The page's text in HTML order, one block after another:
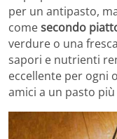
per un antipasto,
comesecondo
verdure o una
sapori e nutrienti
eccellente per ogni
amici a un pasto